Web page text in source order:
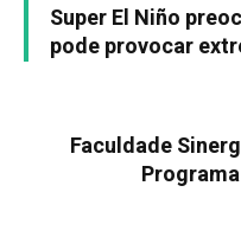
Super El Niño
pode provocar
Faculdade